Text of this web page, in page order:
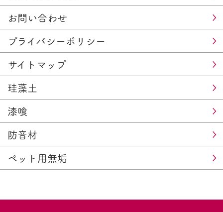
お問い合わせ
プライバシーポリシー
サイトマップ
珪藻土
漆喰
防音材
ペット用無垢